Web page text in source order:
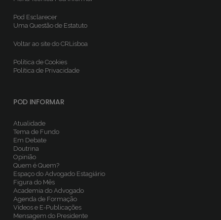
Pod Esclarecer
Uma Questão de Estatuto
Voltar ao site do CRLisboa
Política de Cookies
Política de Privacidade
POD INFORMAR
Atualidade
Tema de Fundo
Em Debate
Doutrina
Opinião
Quem é Quem?
Espaço do Advogado Estagiário
Figura do Mês
Academia do Advogado
Agenda de Formação
Vídeos e E-Publicações
Mensagem do Presidente